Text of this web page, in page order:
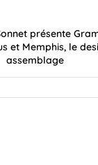
présente
et Memphis, le
assemblage